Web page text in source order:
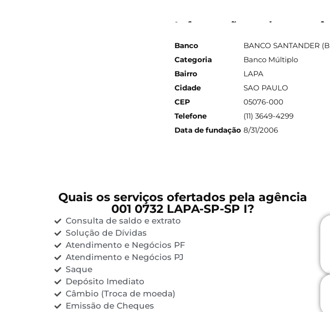
Informações sobre a
Banco
BANCO SANTANDER
Categoria
Banco Múltiplo
Bairro
LAPA
Cidade
SAO PAULO
CEP
05076-000
Telefone
(11) 3649-4299
Data de fundação 8/31/2006
Quais os serviços ofertados pela agência
001 0732 LAPA-SP-SP I?
Consulta de saldo e extrato
Solução de Dívidas
Atendimento e Negócios PF
Atendimento e Negócios PJ
Saque
Depósito Imediato
Câmbio (Troca de moeda)
Emissão de Cheques